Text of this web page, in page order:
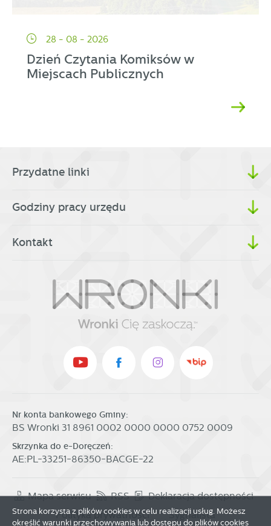
28 - 08 - 2026
Dzień Czytania Komiksów w
Miejscach Publicznych
Przydatne linki
Godziny pracy urzędu
Kontakt
Nr konta bankowego Gminy:
BS Wronki 31 8961 0002 0000 0000 0752 0009
Skrzynka do e-Doręczeń:
AE:PL-33251-86350-BACGE-22
Mapa serwisu RSS
Deklaracja dostępności
Polityka prywatności
Sygnalista
Strona korzysta z plików cookies w celu realizacji usług. Możesz
określić warunki przechowywania lub dostępu do plików cookies